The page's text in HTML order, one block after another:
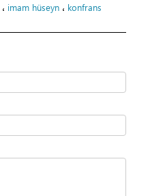
، imam hüseyn ، konfrans